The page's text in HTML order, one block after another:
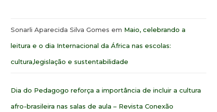
Sonarli Aparecida Silva Gomes em Maio, celebrando a
leitura e o dia Internacional da África nas escolas:
cultura,legislação e sustentabilidade
Dia do Pedagogo reforça a importância de incluir a cultura
afro-brasileira nas salas de aula – Revista Conexão